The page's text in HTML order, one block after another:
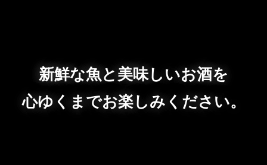
新鮮な魚と美味しいお酒を
心ゆくまでお楽しみください。